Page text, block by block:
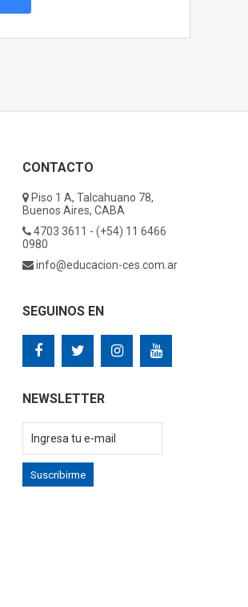
CONTACTO
Piso 1 A, Talcahuano 78,
Buenos Aires, CABA
4703 3611 - (+54) 11 6466
0980
info@educacion-ces.com.ar
SEGUINOS EN
NEWSLETTER
Suscribirme